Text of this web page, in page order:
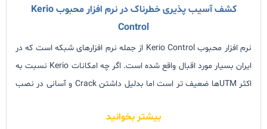
کشف آسیب پذیری خطرناک در نرم افزار محبوب Kerio
Control
نرم افزار محبوب Kerio Control از جمله نرم افزارهای شبکه است که در
ایران بسیار مورد اقبال واقع شده است. اگر چه امکانات Kerio نسبت به
اکثر UTMها ضعیف تر است اما بدلیل داشتن Crack و آسانی در نصب
بیشتر بخوانید